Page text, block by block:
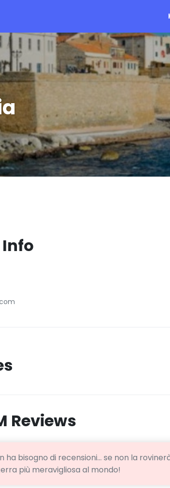
Reviews
ha bisogno di recensioni… se non la
più meravigliosa al mondo!